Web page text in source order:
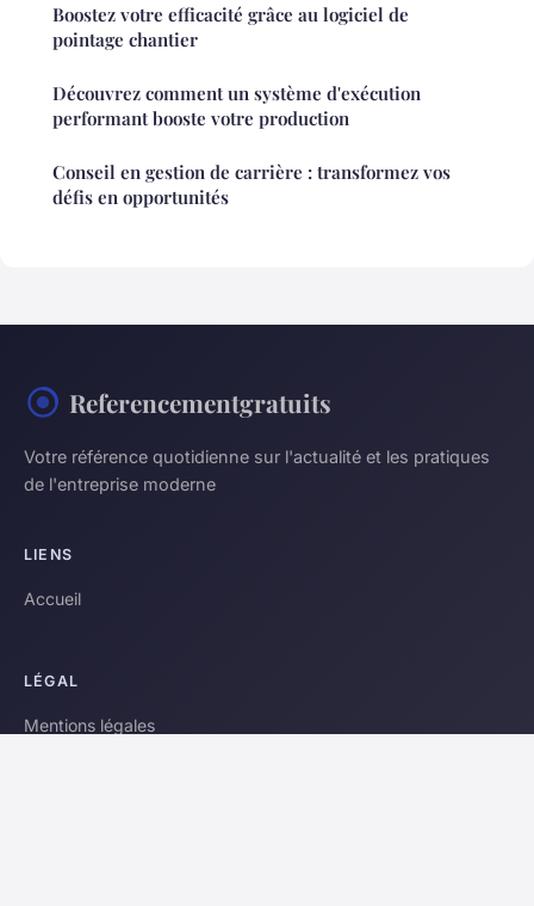
Boostez votre efficacité grâce au logiciel de
pointage chantier
Découvrez comment un système d'exécution
performant booste votre production
Conseil en gestion de carrière : transformez vos
défis en opportunités
Referencementgratuits
Votre référence quotidienne sur l'actualité et les pratiques
de l'entreprise moderne
LIENS
Accueil
LÉGAL
Mentions légales